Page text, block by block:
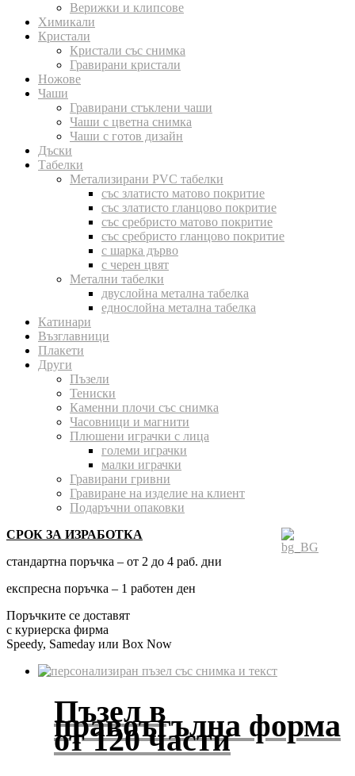
Верижки и клипсове
Химикали
Кристали
Кристали със снимка
Гравирани кристали
Ножове
Чаши
Гравирани стъклени чаши
Чаши с цветна снимка
Чаши с готов дизайн
Дъски
Табелки
Метализирани PVC табелки
със златисто матово покритие
със златисто гланцово покритие
със сребристо матово покритие
със сребристо гланцово покритие
с шарка дърво
с черен цвят
Метални табелки
двуслойна метална табелка
еднослойна метална табелка
Катинари
Възглавници
Плакети
Други
Пъзели
Тениски
Каменни плочи със снимка
Часовници и магнити
Плюшени играчки с лица
големи играчки
малки играчки
Гравирани гривни
Гравиране на изделие на клиент
Подаръчни опаковки
СРОК ЗА ИЗРАБОТКА
стандартна поръчка – от 2 до 4 раб. дни
експресна поръчка – 1 работен ден
Поръчките се доставят
с куриерска фирма
Speedy, Sameday или Box Now
Пъзел в
правоъгълна форма
от 120 части